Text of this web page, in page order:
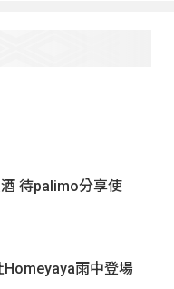
待palimo分享使
雨中登場